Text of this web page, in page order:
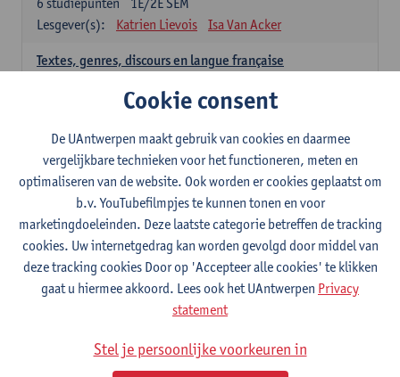
Lesgever(s):
Katrien Lievois Isa Van Acker
Textes, genres, discours en langue française
Kris Peeters
Spaans: verplichte opleidingsonderdelen
Gramática española 1
1E SEM
studiepunten
Lesgever(s):
Anne Verhaert
Gramática española 2
2E SEM
3studiepunten
Anne Verhaert
Lengua española: Destrezas básicas
Cookie consent
De UAntwerpen maakt gebruik van cookies en daarmee
vergelijkbare technieken voor het functioneren, meten en
optimaliseren van de website. Ook worden er cookies geplaatst om
b.v. YouTubefilmpjes te kunnen tonen en voor
marketingdoeleinden. Deze laatste categorie betreffen de tracking
cookies. Uw internetgedrag kan worden gevolgd door middel van
deze tracking cookies Door op 'Accepteer alle cookies' te klikken
gaat u hiermee akkoord. Lees ook het UAntwerpen Privacy
statement
Stel je persoonlijke voorkeuren in